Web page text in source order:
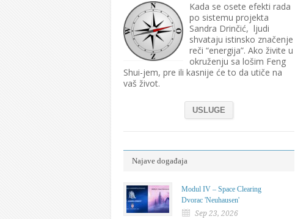
Kada se osete efekti rada
po sistemu projekta
Sandra Drinčić, ljudi
shvataju istinsko značenje
reči “energija”. Ako živite u
okruženju sa lošim Feng
Shui-jem, pre ili kasnije će to da utiče na
vaš život.
USLUGE
Najave događaja
Modul IV – Space Clearing
Dvorac 'Neuhausen'
Sep 23, 2026